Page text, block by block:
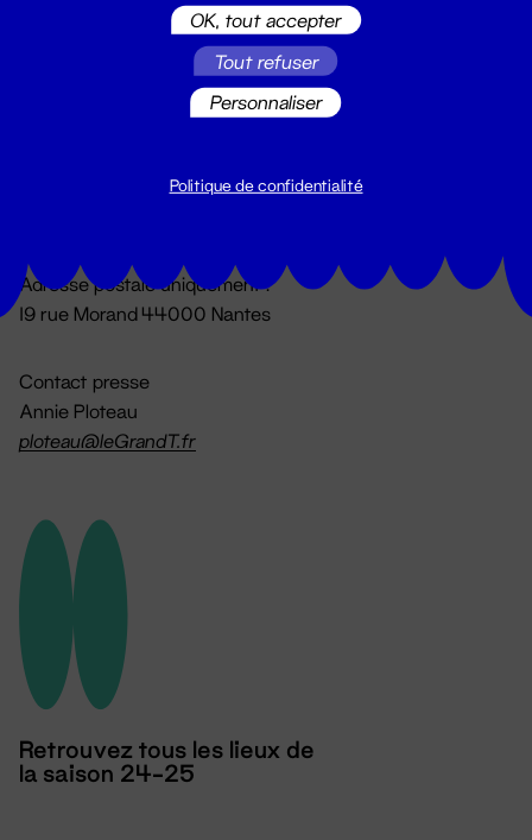
Du lundi au vendredi 14h → 18h
Adresse postale uniquement :
19 rue Morand 44000 Nantes
Contact presse
Annie Ploteau
ploteau@leGrandT.fr
Retrouvez tous les lieux de
la saison 24-25
OK, tout accepter
Tout refuser
Personnaliser
Politique de confidentialité